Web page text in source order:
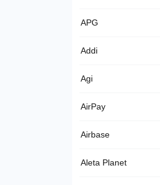
APG
Addi
Agi
AirPay
Airbase
Aleta Planet